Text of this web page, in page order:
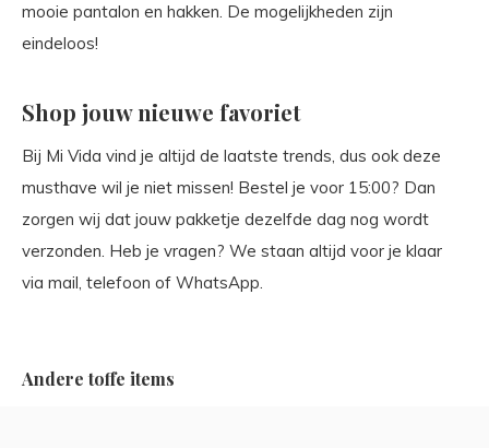
mooie pantalon en hakken. De mogelijkheden zijn
eindeloos!
Shop jouw nieuwe favoriet
Bij Mi Vida vind je altijd de laatste trends, dus ook deze
musthave wil je niet missen! Bestel je voor 15:00? Dan
zorgen wij dat jouw pakketje dezelfde dag nog wordt
verzonden. Heb je vragen? We staan altijd voor je klaar
via mail, telefoon of WhatsApp.
Andere toffe items